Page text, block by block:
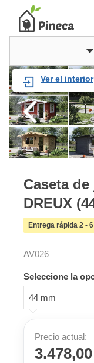
Ver el interior
Caseta
DREUX
Entrega rápida 2 -
AV026
Seleccione la
44 mm
Precio actual: